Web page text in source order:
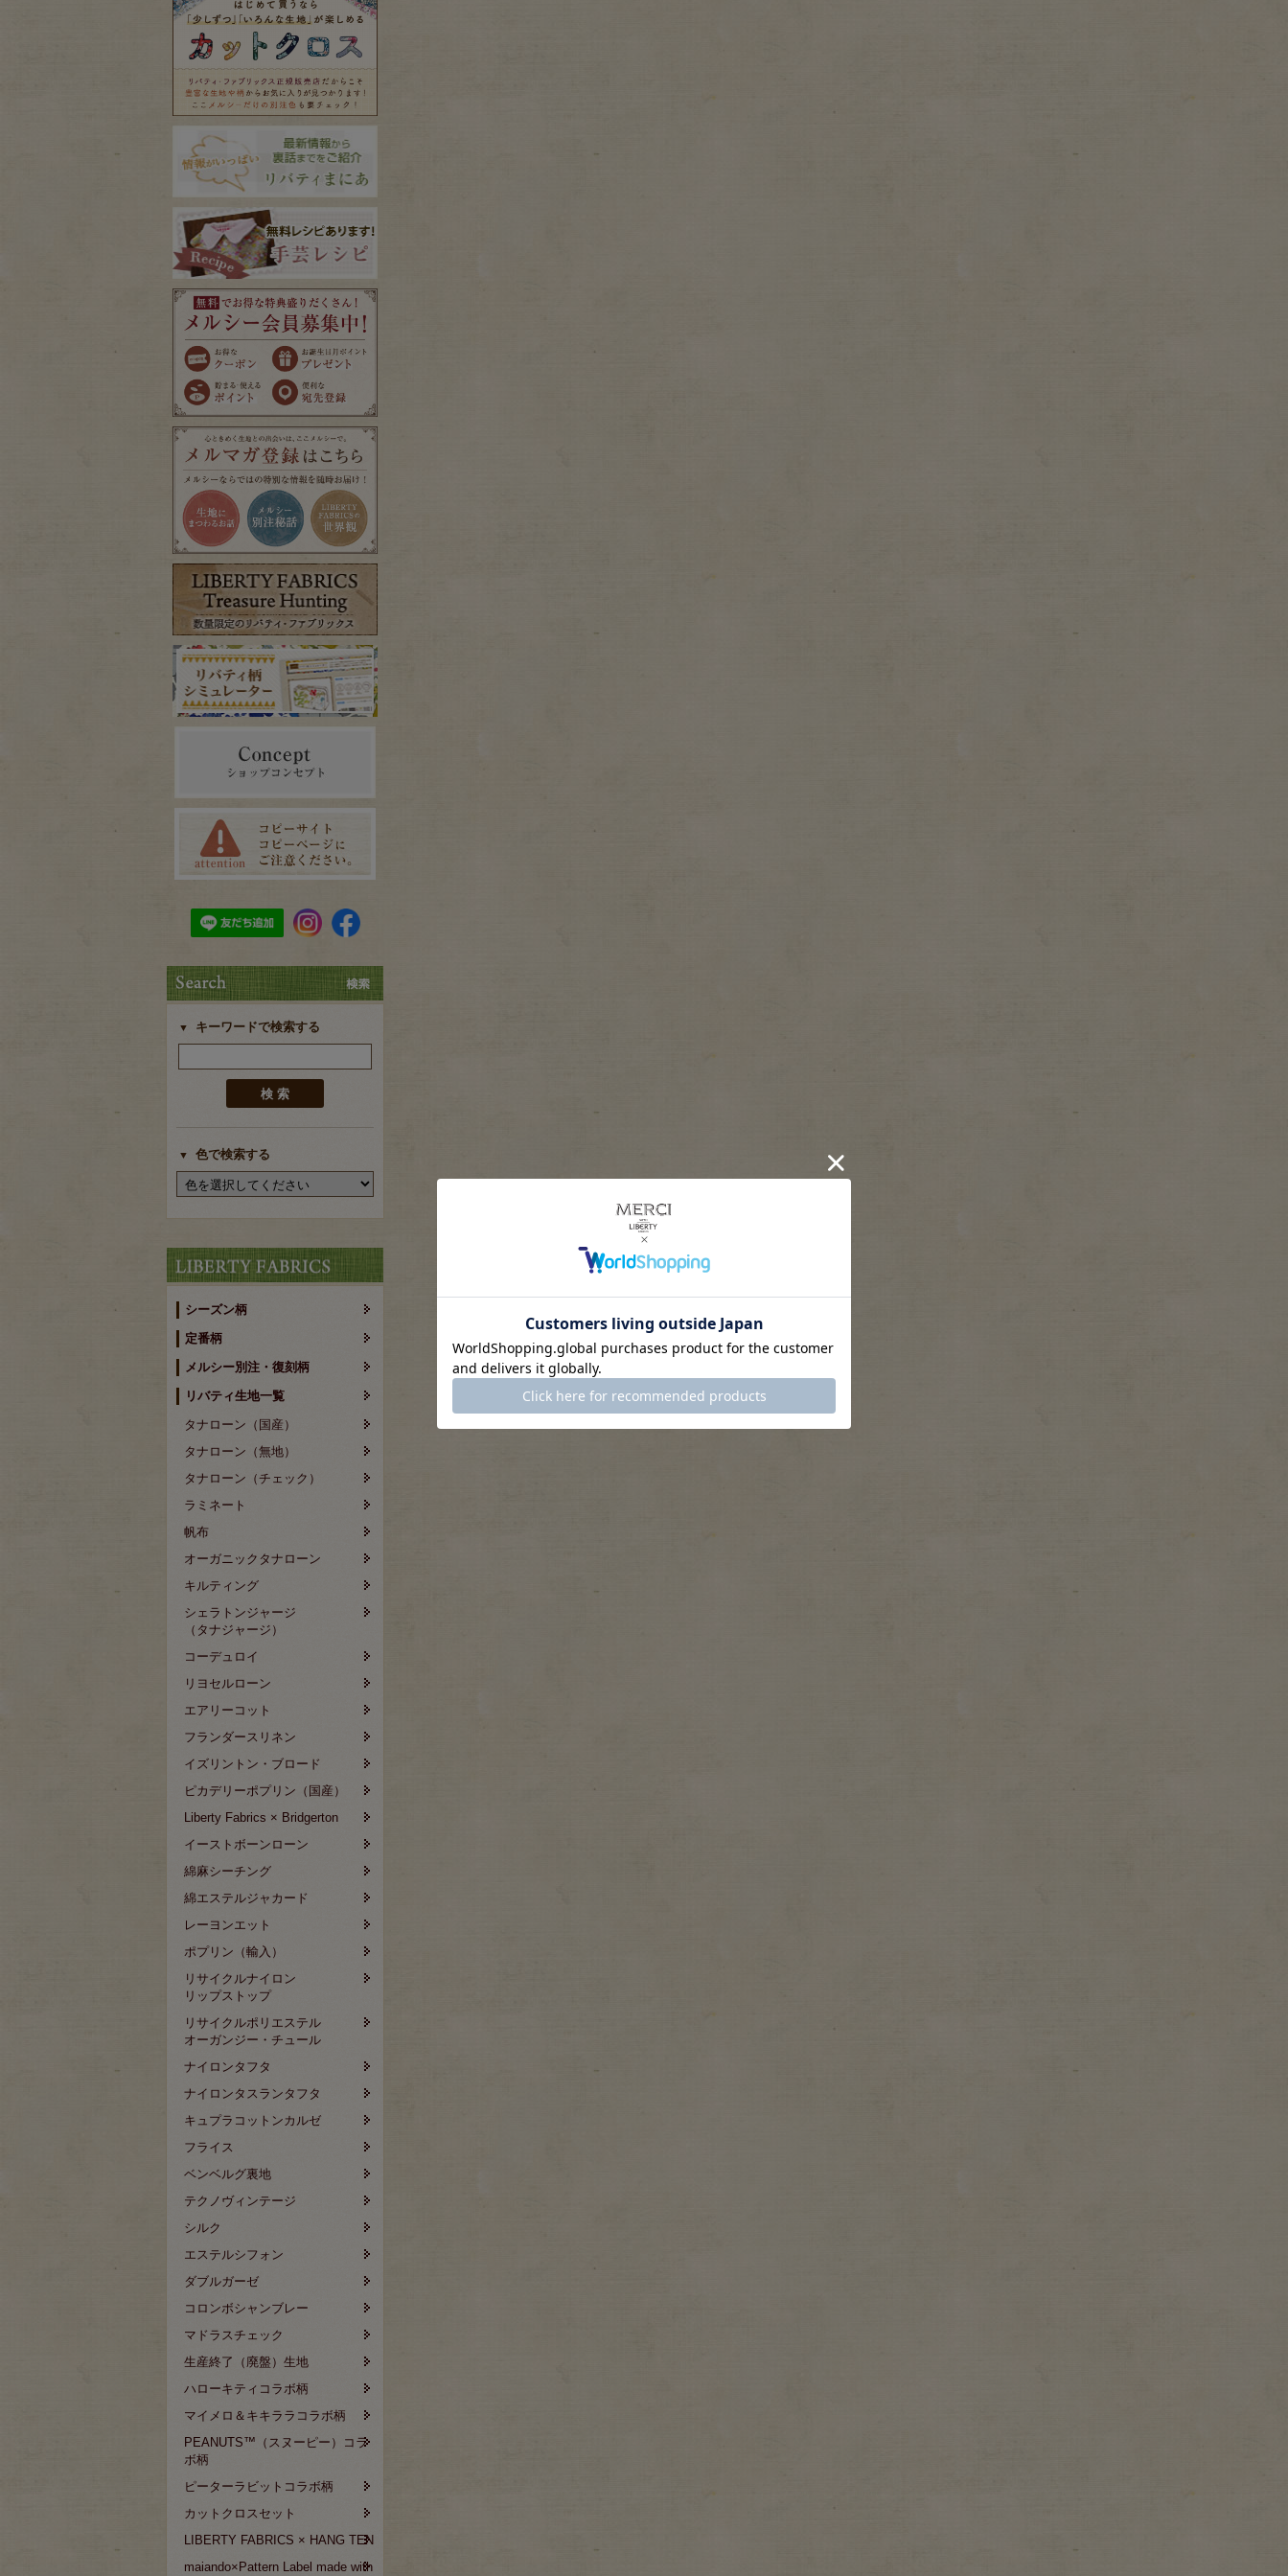
キーワードで検索する
色で検索する
シーズン柄
定番柄
メルシー別注・復刻柄
リバティ生地一覧
タナローン（国産）
タナローン（無地）
タナローン（チェック）
ラミネート
帆布
オーガニックタナローン
キルティング
シェラトンジャージ
（タナジャージ）
コーデュロイ
リヨセルローン
エアリーコット
フランダースリネン
イズリントン・ブロード
ピカデリーポプリン（国産）
Liberty Fabrics × Bridgerton
イーストボーンローン
綿麻シーチング
綿エステルジャカード
レーヨンエット
ポプリン（輸入）
リサイクルナイロン
リップストップ
リサイクルポリエステル
オーガンジー・チュール
ナイロンタフタ
ナイロンタスランタフタ
キュプラコットンカルゼ
フライス
ベンベルグ裏地
テクノヴィンテージ
シルク
エステルシフォン
ダブルガーゼ
コロンボシャンブレー
マドラスチェック
生産終了（廃盤）生地
ハローキティコラボ柄
マイメロ＆キキララコラボ柄
PEANUTS™（スヌーピー）コラ
ボ柄
ピーターラビットコラボ柄
カットクロスセット
LIBERTY FABRICS × HANG TEN
maiando×Pattern Label made with